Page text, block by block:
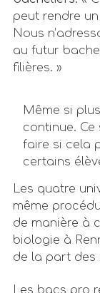
peut rendre
Nous
au futur
filières. »
Même si
continue.
faire si cela
certains
Les quatre
même
de manière à
biologie à
de la part des
Les bacs pro